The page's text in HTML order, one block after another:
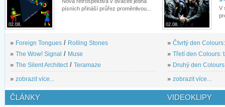
02.08.
písních přináší průřez proměnlivou...
» Foreign Tongues / Rolling Stones
» The Wow! Signal / Muse
» The Silent Architect / Teramaze
» zobrazit více...
02.08.
V
» Čtvrtý den
» Třetí den Colours:
» Druhý den
» zobrazit více...
ČLÁNKY VIDEOKLIPY